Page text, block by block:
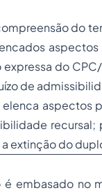
do
do
de
aspectos
extinção do
embasado no